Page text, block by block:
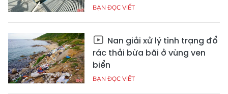
BẠN ĐỌC VIẾT
Nan giải xử lý tình trạng đổ
rác thải bừa bãi ở vùng ven
biển
BẠN ĐỌC VIẾT